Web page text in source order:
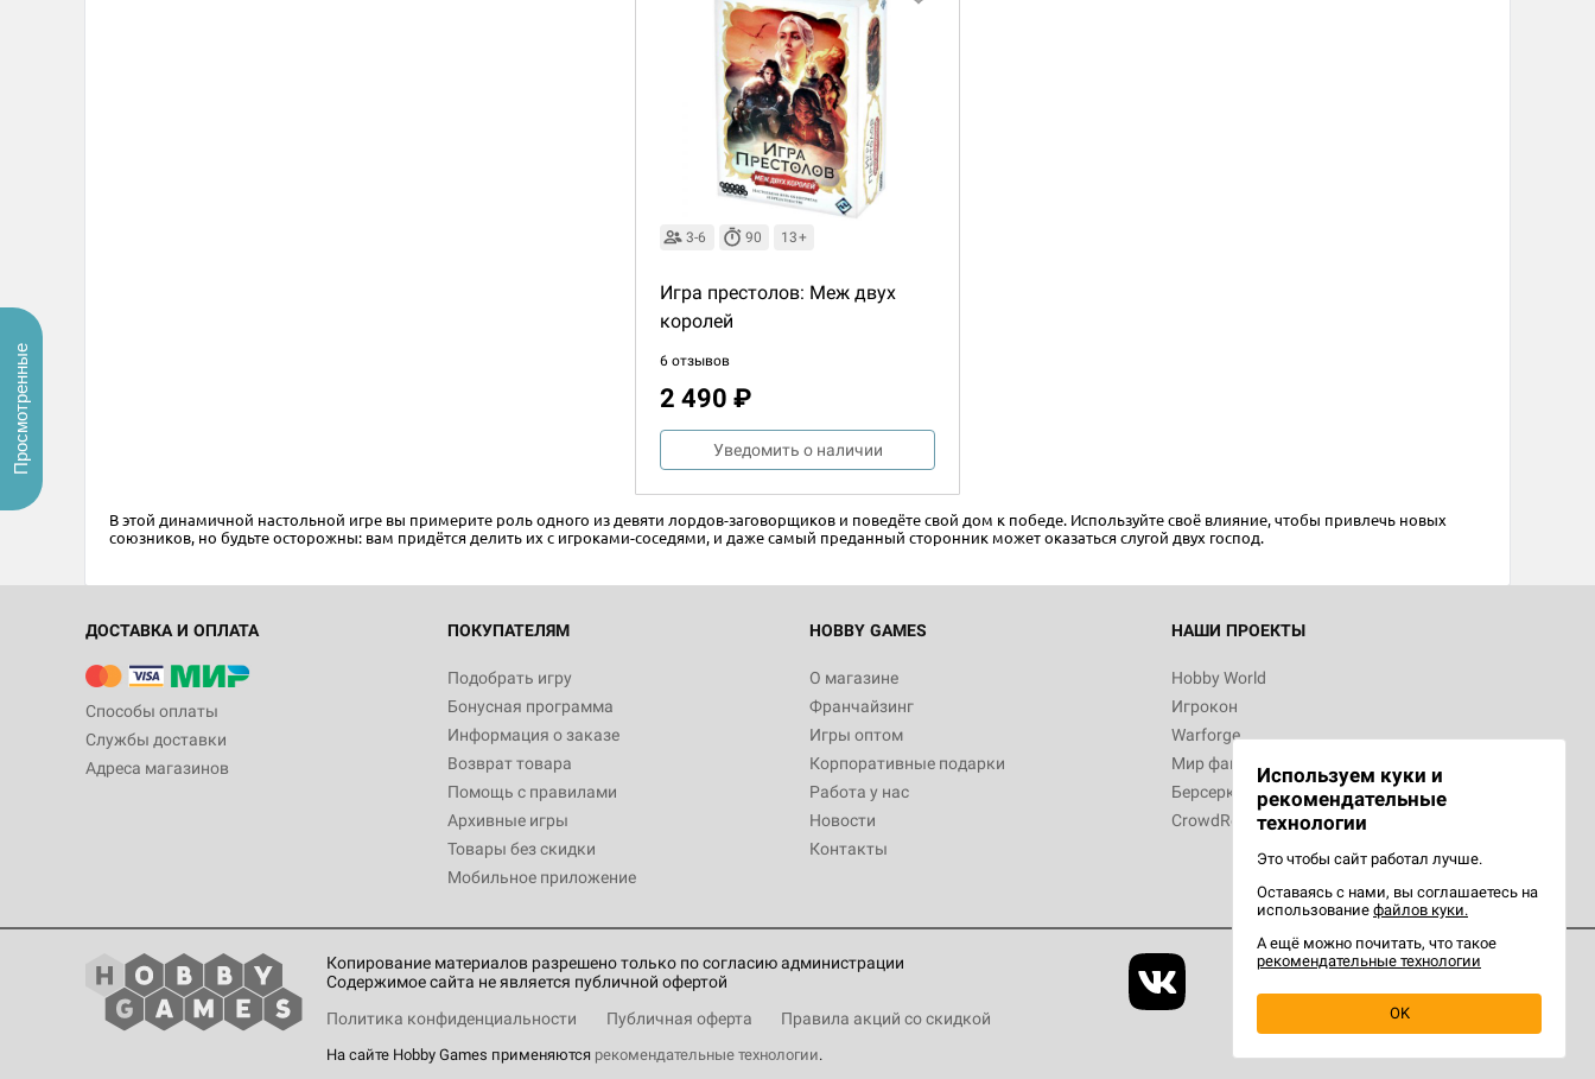
3-6 90 13+
Игра престолов: Меж двух
королей
6 отзывов
2 490 ₽
Уведомить о наличии
В этой динамичной настольной игре вы примерите роль одного из девяти лордов-заговорщиков и поведёте свой дом к победе. Используйте своё влияние, чтобы привлечь новых
союзников, но будьте осторожны: вам придётся делить их с игроками-соседями, и даже самый преданный сторонник может оказаться слугой двух господ.
ДОСТАВКА И ОПЛАТА
Способы оплаты
Службы доставки
Адреса магазинов
ПОКУПАТЕЛЯМ
Подобрать игру
Бонусная программа
Информация о заказе
Возврат товара
Помощь с правилами
Архивные игры
Товары без скидки
Мобильное приложение
HOBBY GAMES
О магазине
Франчайзинг
Игры оптом
Корпоративные подарки
Работа у нас
Новости
Контакты
НАШИ ПРОЕКТЫ
Hobby World
Игрокон
Warforge
Мир фантастики
Берсерк
CrowdRepublic
Копирование материалов разрешено только по согласию администрации
Содержимое сайта не является публичной офертой
Политика конфиденциальности
Публичная оферта Правила акций со скидкой
На сайте Hobby Games применяются рекомендательные технологии.
Используем куки и
рекомендательные
технологии
Это чтобы сайт работал лучше.
Оставаясь с нами, вы соглашаетесь на
использование файлов куки.
А ещё можно почитать, что такое
рекомендательные технологии
OK
Просмотренные
Египта
1 991
Белая смерть
12 990
Настольная игра Hobby World Берсерк.
3 490